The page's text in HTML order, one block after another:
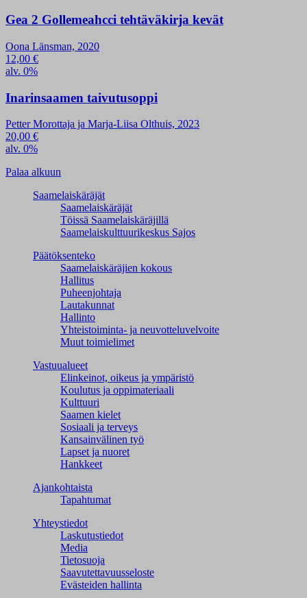
Gea 2 Gollemeahcci tehtäväkirja kevät
Oona Länsman, 2020
12,00 €
alv. 0%
Inarinsaamen taivutusoppi
Petter Morottaja ja Marja-Liisa Olthuis, 2023
20,00 €
alv. 0%
Palaa alkuun
Saamelaiskäräjät
Saamelaiskäräjät
Töissä Saamelaiskäräjillä
Saamelaiskulttuuri­keskus Sajos
Päätöksenteko
Saamelaiskäräjien kokous
Hallitus
Puheenjohtaja
Lautakunnat
Hallinto
Yhteistoiminta- ja neuvotteluvelvoite
Muut toimielimet
Vastuualueet
Elinkeinot, oikeus ja ympäristö
Koulutus ja oppimateriaali
Kulttuuri
Saamen kielet
Sosiaali ja terveys
Kansainvälinen työ
Lapset ja nuoret
Hankkeet
Ajankohtaista
Tapahtumat
Yhteystiedot
Laskutustiedot
Media
Tietosuoja
Saavutettavuusseloste
Evästeiden hallinta